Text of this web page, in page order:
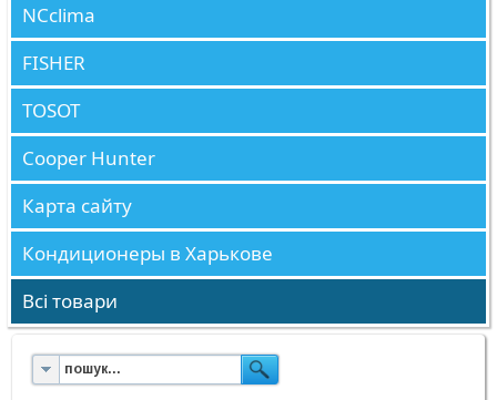
NCclima
FISHER
TOSOT
Cooper Hunter
Карта сайту
Кондиционеры в Харькове
Всі товари